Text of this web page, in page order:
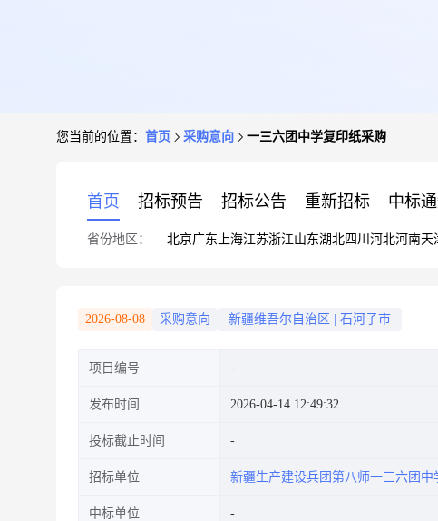
您当前的位置： 首页 采购意向 一三六团中学复印纸采购
首页 招标预告 招标公告 重新招标 中标
省份地区： 北京广东 上海江苏浙江山东湖北四川 河北河南天
2026-08-08 采购意向 新疆维吾尔自治区 石河子市
项目编号
发布时间 2026-04-14 12:49:32
投标截止时间
招标单位 新疆生产建设兵团第八师一三六团中
中标单位